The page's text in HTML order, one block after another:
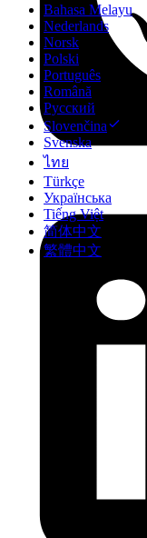
Bahasa Melayu
Nederlands
Norsk
Polski
Português
Română
Русский
Slovenčina
Svenska
ไทย
Türkçe
Українська
Tiếng Việt
简体中文
繁體中文